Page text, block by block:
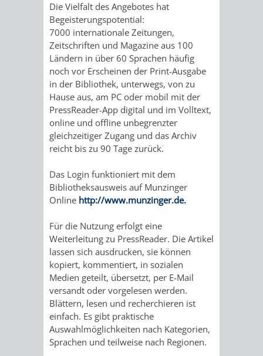
KOMMUNALES
BILDUNGSMANAGEMENT
ÜBERGANG
SCHULE
-
BERUF
"FRÜHE
BILDUNG"
MUSIKSCHULE
MUSEUM
VERANSTALTUNGEN
KINDER
IM
MUSEUM
STADTARCHIV
BENUTZUNG
/
FAMILIENFORSCHUNG
BESTANDSÜBERSICHT
JÜDISCHE
SPUREN
IN
WEINHEIM
BIS
Z ONLINE-
KATALOG
VERANSTALTUNGEN
AUSBILDUNG
&
PRAKTIKA
LEIHVERKEHR
DER
BIBLIOTHEK
SERVICE
FÜR
LEHRER/INNEN
&
ERZIEHER/INNEN
VERMIETUNG
VON
STADTHALLE
ROLF-
ENGELBRECHT-
HAUS
BÜRGERSAAL
IM
ALTEN
RATHAUS
STADTARCHIV
BENUTZUNG
MELDEKARTEI
FAMILIENFORSCHUNG
JÜDISCHE
SPUREN
MUSEUM
KINDER
IM
-
APP
FÜR
Die Vielfalt des Angebotes hat
Begeisterungspotential:
7000 internationale Zeitungen,
Zeitschriften und Magazine aus 100
Ländern in über 60 Sprachen häufig
noch vor Erscheinen der Print-Ausgabe
in der Bibliothek, unterwegs, von zu
Hause aus, am PC oder mobil mit der
PressReader-App digital und im Volltext,
online und offline unbegrenzter
gleichzeitiger Zugang und das Archiv
reicht bis zu 90 Tage zurück.
Das Login funktioniert mit dem
Bibliotheksausweis auf Munzinger
Online http://www.munzinger.de.
Für die Nutzung erfolgt eine
Weiterleitung zu PressReader. Die Artikel
lassen sich ausdrucken, sie können
kopiert, kommentiert, in sozialen
Medien geteilt, übersetzt, per E-Mail
versandt oder vorgelesen werden.
Blättern, lesen und recherchieren ist
einfach. Es gibt praktische
Auswahlmöglichkeiten nach Kategorien,
Sprachen und teilweise nach Regionen.